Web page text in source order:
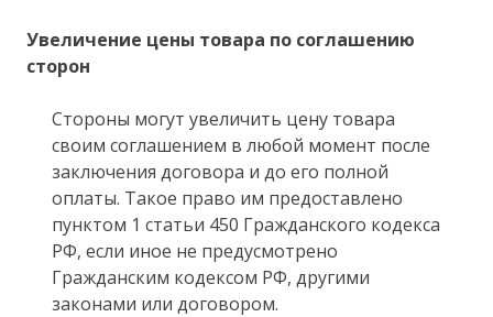
Увеличение цены товара по соглашению
сторон
Стороны могут увеличить цену товара
своим соглашением в любой момент после
заключения договора и до его полной
оплаты. Такое право им предоставлено
пунктом 1 статьи 450 Гражданского кодекса
РФ, если иное не предусмотрено
Гражданским кодексом РФ, другими
законами или договором.